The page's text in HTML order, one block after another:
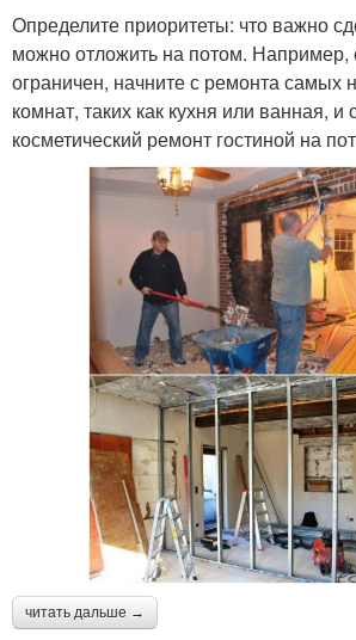
Определите приоритеты: что важно
можно отложить на потом.
ограничен, начните с ремонта самых
комнат, таких как кухня или ванная, и
косметический ремонт гостиной на
читать дальше →